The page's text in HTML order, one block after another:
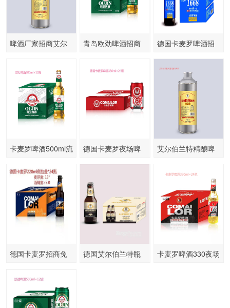
啤酒厂家招商艾尔
青岛欧劲啤酒招商
德国卡麦罗啤酒招
卡麦罗啤酒500ml流
德国卡麦罗夜场啤
酒330ml
艾尔伯兰特精酿啤
德国卡麦罗招商免
德国艾尔伯兰特瓶
卡麦罗啤酒330夜场